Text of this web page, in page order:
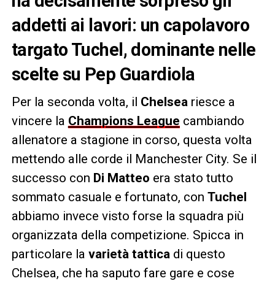
addetti ai lavori: un capolavoro
targato Tuchel, dominante nelle
scelte su Pep Guardiola
Per la seconda volta, il Chelsea riesce a
vincere la Champions League cambiando
allenatore a stagione in corso, questa volta
mettendo alle corde il Manchester City. Se il
successo con Di Matteo era stato tutto
sommato casuale e fortunato, con Tuchel
abbiamo invece visto forse la squadra più
organizzata della competizione. Spicca in
particolare la varietà tattica di questo
Chelsea, che ha saputo fare gare e cose